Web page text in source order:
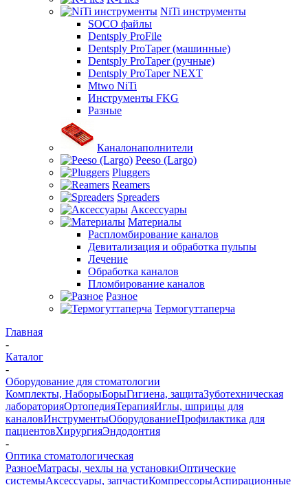
NiTi инструменты
SOCO файлы
Dentsply ProFile
Dentsply ProTaper (машинные)
Dentsply ProTaper (ручные)
Dentsply ProTaper NEXT
Mtwo NiTi
Инструменты FKG
Разные
Каналонаполнители
Peeso (Largo)
Pluggers
Reamers
Spreaders
Аксессуары
Материалы
Распломбирование каналов
Девитализация и обработка пульпы
Лечение
Обработка каналов
Пломбирование каналов
Разное
Термогуттаперча
Главная
-
Каталог
-
Оборудование для стоматологии
Комплекты, НаборыБорыГигиена, защитаЗуботехническая
лабораторияОртопедияТерапияИглы, шприцы для
каналовИнструментыОборудованиеПрофилактика для
пациентовХирургияЭндодонтия
-
Оптика стоматологическая
РазноеМатрасы, чехлы на установкиОптические
системыАксессуары, запчастиКомпрессорыАспирационные